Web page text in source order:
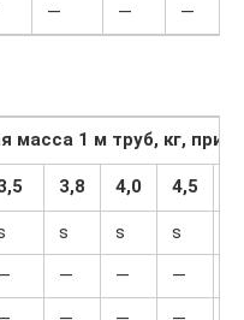
— — —
масса 1 м труб, кг, при
3,8 4,0 4,5
ѕ ѕ ѕ
— — —